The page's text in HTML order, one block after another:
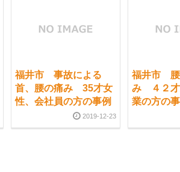
福井市 事故による
首、腰の痛み 35才女
性、会社員の方の事例
2019-12-23
福井市 腰
み ４２才
業の方の